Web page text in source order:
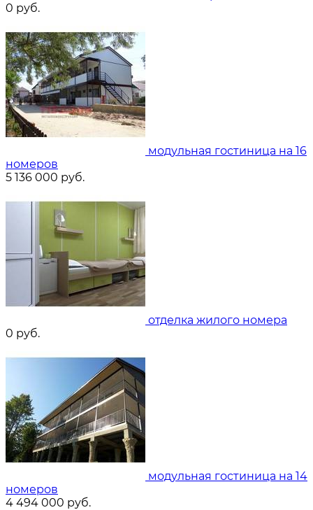
0 руб.
модульная гостиница на 16
номеров
5 136 000 руб.
отделка жилого номера
0 руб.
модульная гостиница на 14
номеров
4 494 000 руб.